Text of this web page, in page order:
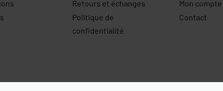
Retours et échanges
Politique de
confidentialité
Mon compte
Contact